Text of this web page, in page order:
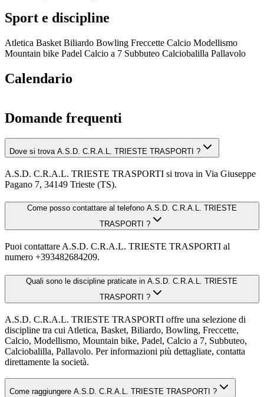
Costalunga. Dal 23 febbraio 2015 per adeguare lo statuto sociale
alle necessità odierne ed alle leggi in materia di Associazionismo in
aggiornando periodicamente lo Statuto alla sua forma attuale nelle
date del 28 gennaio 2022 e ultimo in data 23 settembre 2024.
Sport e discipline
Atletica Basket Biliardo Bowling Freccette Calcio Modellismo
Mountain bike Padel Calcio a 7 Subbuteo Calciobalilla Pallavolo
Calendario
Domande frequenti
Dove si trova A.S.D. C.R.A.L. TRIESTE TRASPORTI ?
A.S.D. C.R.A.L. TRIESTE TRASPORTI si trova in Via Giuseppe
Pagano 7, 34149 Trieste (TS).
Come posso contattare al telefono A.S.D. C.R.A.L. TRIESTE
TRASPORTI ?
Puoi contattare A.S.D. C.R.A.L. TRIESTE TRASPORTI al
numero +393482684209.
Quali sono le discipline praticate in A.S.D. C.R.A.L. TRIESTE
TRASPORTI ?
A.S.D. C.R.A.L. TRIESTE TRASPORTI offre una selezione di
discipline tra cui Atletica, Basket, Biliardo, Bowling, Freccette,
Calcio, Modellismo, Mountain bike, Padel, Calcio a 7, Subbuteo,
Calciobalilla, Pallavolo. Per informazioni più dettagliate, contatta
direttamente la società.
Come raggiungere A.S.D. C.R.A.L. TRIESTE TRASPORTI ?